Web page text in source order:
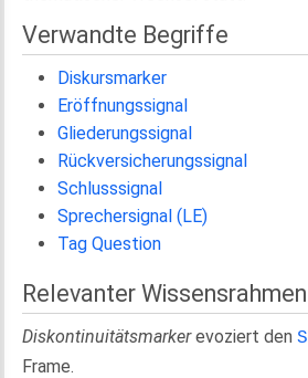
Verwandte Begriffe
Diskursmarker
Eröffnungssignal
Gliederungssignal
Rückversicherungssignal
Schlusssignal
Sprechersignal (LE)
Tag Question
Relevanter
Diskontinuitätsmarkerevoziert den
Frame.